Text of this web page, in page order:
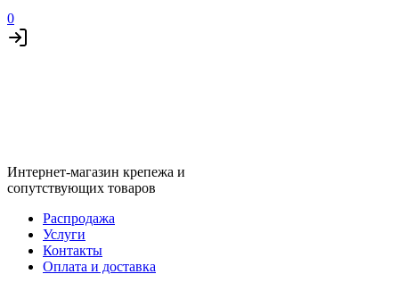
0
Интернет-магазин крепежа и
сопутствующих товаров
Распродажа
Услуги
Контакты
Оплата и доставка